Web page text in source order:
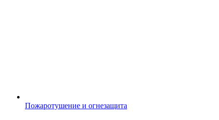
Пожаротушение и огнезащита